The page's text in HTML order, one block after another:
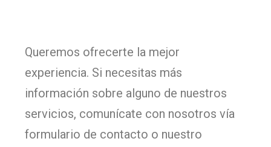
Queremos ofrecerte la mejor
experiencia. Si necesitas más
información sobre alguno de nuestros
servicios, comunícate con nosotros vía
formulario de contacto o nuestro